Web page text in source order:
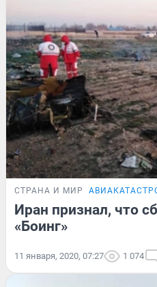
СТРАНА И МИР
Иран признал, что
«Боинг»
11 января, 2020, 07:27 1 074